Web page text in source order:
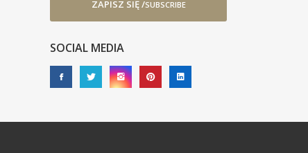
ZAPISZ SIĘ /SUBSCRIBE
SOCIAL MEDIA